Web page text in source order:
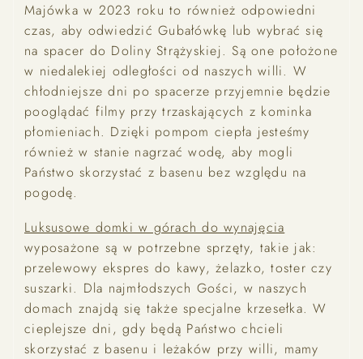
Majówka w 2023 roku to również odpowiedni
czas, aby odwiedzić Gubałówkę lub wybrać się
na spacer do Doliny Strążyskiej. Są one położone
w niedalekiej odległości od naszych willi. W
chłodniejsze dni po spacerze przyjemnie będzie
pooglądać filmy przy trzaskających z kominka
płomieniach. Dzięki pompom ciepła jesteśmy
również w stanie nagrzać wodę, aby mogli
Państwo skorzystać z basenu bez względu na
pogodę.
Luksusowe domki w górach do wynajęcia
wyposażone są w potrzebne sprzęty, takie jak:
przelewowy ekspres do kawy, żelazko, toster czy
suszarki. Dla najmłodszych Gości, w naszych
domach znajdą się także specjalne krzesełka. W
cieplejsze dni, gdy będą Państwo chcieli
skorzystać z basenu i leżaków przy willi, mamy